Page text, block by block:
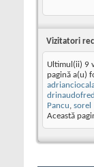
Vizitatori
Ultimul(ii) 9
pagină a(u)
drinaudofred
Pancu, sorel
Această